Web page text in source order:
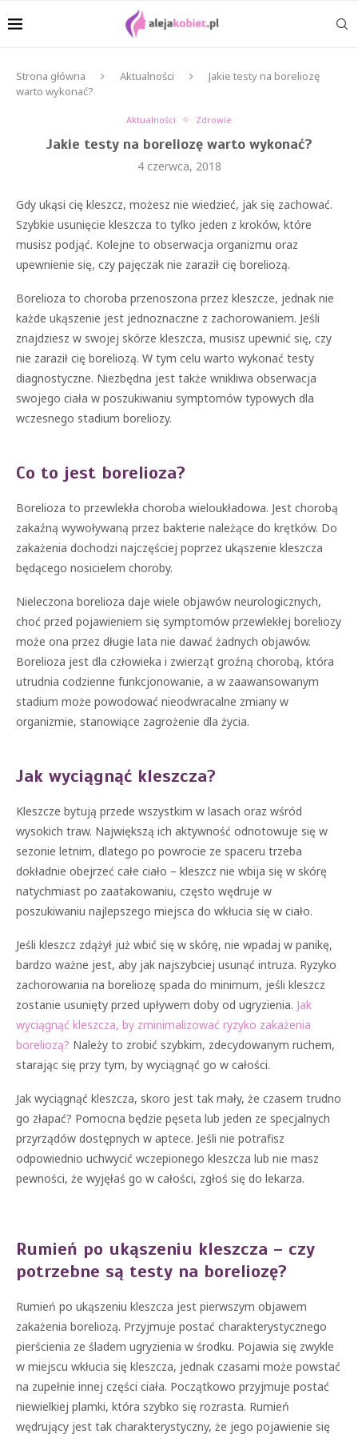
Strona główna Aktualności
Jakie testy na boreliozę
warto wykonać?
Aktualności Zdrowie
Jakie testy na boreliozę warto wykonać?
4 czerwca, 2018
Gdy ukąsi cię kleszcz, możesz nie wiedzieć, jak się zachować.
Szybkie usunięcie kleszcza to tylko jeden z kroków, które
musisz podjąć. Kolejne to obserwacja organizmu oraz
upewnienie się, czy pajęczak nie zaraził cię boreliozą.
Borelioza to choroba przenoszona przez kleszcze, jednak nie
każde ukąszenie jest jednoznaczne z zachorowaniem. Jeśli
znajdziesz w swojej skórze kleszcza, musisz upewnić się, czy
nie zaraził cię boreliozą. W tym celu warto wykonać testy
diagnostyczne. Niezbędna jest także wnikliwa obserwacja
swojego ciała w poszukiwaniu symptomów typowych dla
wczesnego stadium boreliozy.
Co to jest borelioza?
Borelioza to przewlekła choroba wieloukładowa. Jest chorobą
zakaźną wywoływaną przez bakterie należące do krętków. Do
zakażenia dochodzi najczęściej poprzez ukąszenie kleszcza
będącego nosicielem choroby.
Nieleczona borelioza daje wiele objawów neurologicznych,
choć przed pojawieniem się symptomów przewlekłej boreliozy
może ona przez długie lata nie dawać żadnych objawów.
Borelioza jest dla człowieka i zwierząt groźną chorobą, która
utrudnia codzienne funkcjonowanie, a w zaawansowanym
stadium może powodować nieodwracalne zmiany w
organizmie, stanowiące zagrożenie dla życia.
Jak wyciągnąć kleszcza?
Kleszcze bytują przede wszystkim w lasach oraz wśród
wysokich traw. Największą ich aktywność odnotowuje się w
sezonie letnim, dlatego po powrocie ze spaceru trzeba
dokładnie obejrzeć całe ciało – kleszcz nie wbija się w skórę
natychmiast po zaatakowaniu, często wędruje w
poszukiwaniu najlepszego miejsca do wkłucia się w ciało.
Jeśli kleszcz zdążył już wbić się w skórę, nie wpadaj w panikę,
bardzo ważne jest, aby jak najszybciej usunąć intruza. Ryzyko
zachorowania na boreliozę spada do minimum, jeśli kleszcz
zostanie usunięty przed upływem doby od ugryzienia. Jak
wyciągnąć kleszcza, by zminimalizować ryzyko zakażenia
boreliozą? Należy to zrobić szybkim, zdecydowanym ruchem,
starając się przy tym, by wyciągnąć go w całości.
Jak wyciągnąć kleszcza, skoro jest tak mały, że czasem trudno
go złapać? Pomocna będzie pęseta lub jeden ze specjalnych
przyrządów dostępnych w aptece. Jeśli nie potrafisz
odpowiednio uchwycić wczepionego kleszcza lub nie masz
pewności, że wyjęłaś go w całości, zgłoś się do lekarza.
Rumień po ukąszeniu kleszcza – czy
potrzebne są testy na boreliozę?
Rumień po ukąszeniu kleszcza jest pierwszym objawem
zakażenia boreliozą. Przyjmuje postać charakterystycznego
pierścienia ze śladem ugryzienia w środku. Pojawia się zwykle
w miejscu wkłucia się kleszcza, jednak czasami może powstać
na zupełnie innej części ciała. Początkowo przyjmuje postać
niewielkiej plamki, która szybko się rozrasta. Rumień
wędrujący jest tak charakterystyczny, że jego pojawienie się